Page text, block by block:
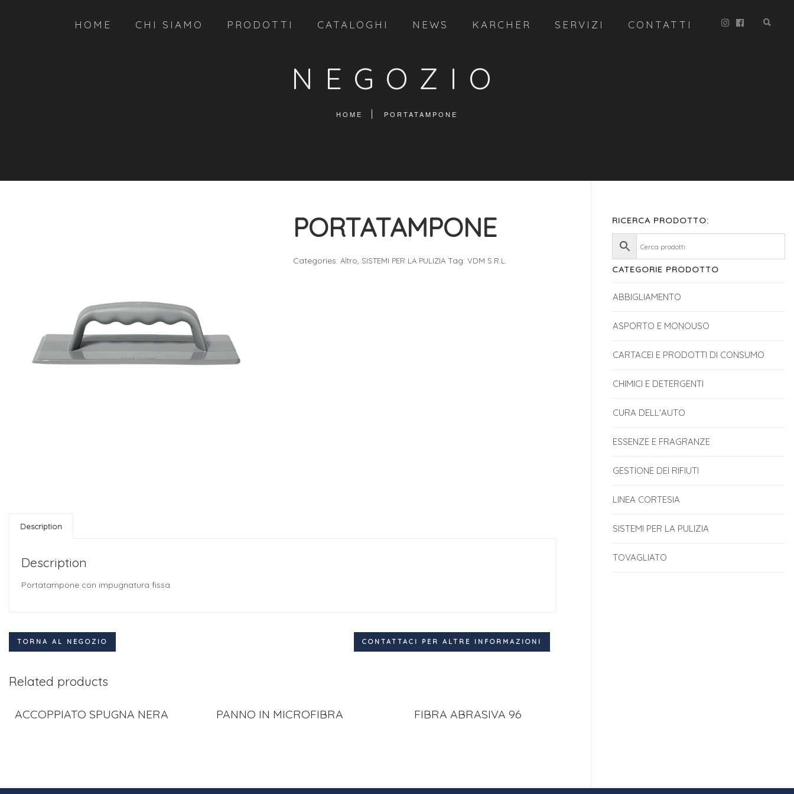
HOME CHI SIAMO PRODOTTI CATALOGHI NEWS KARCHER SERVIZI CONTATTI
NEGOZIO
HOME PORTATAMPONE
PORTATAMPONE
Categories:Altro, SISTEMI PER LA PULIZIA Tag:VDM S.R.L.
Description
Description
Portatampone con impugnatura fissa.
TORNA AL NEGOZIO CONTATTACI PER ALTRE INFORMAZIONI
Related products
ACCOPPIATO SPUGNA NERA PANNO IN MICROFIBRA FIBRA ABRASIVA 96
RICERCA PRODOTTO:
CATEGORIE PRODOTTO
ABBIGLIAMENTO
ASPORTO E MONOUSO
CARTACEI E PRODOTTI DI CONSUMO
CHIMICI E DETERGENTI
CURA DELL'AUTO
ESSENZE E FRAGRANZE
GESTIONE DEI RIFIUTI
LINEA CORTESIA
SISTEMI PER LA PULIZIA
TOVAGLIATO